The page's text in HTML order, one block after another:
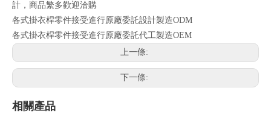
計，商品繁多歡迎洽購
各式掛衣桿零件接受進行原廠委託設計製造ODM
各式掛衣桿零件接受進行原廠委託代工製造OEM
上一條:
下一條:
相關產品